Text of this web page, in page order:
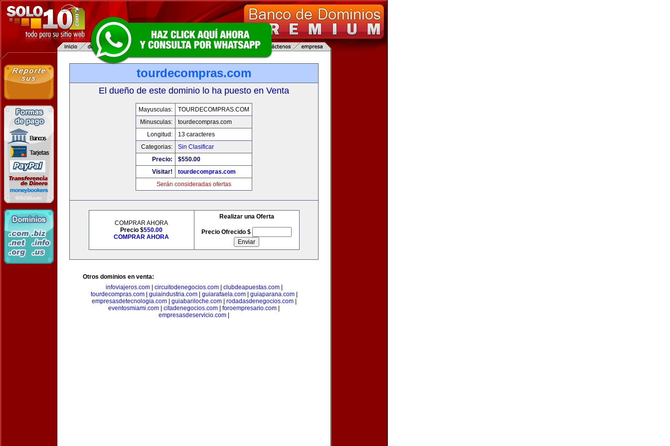
tourdecompras.com
El dueño de este dominio lo ha puesto en Venta
Mayusculas:
TOURDECOMPRAS.COM
Minusculas:
tourdecompras.com
Longitud:
13 caracteres
Categorias:
Sin Clasificar
Precio:
$550.00
Visitar!
tourdecompras.com
Serán consideradas ofertas
COMPRAR AHORA
Precio $550.00
COMPRAR AHORA
Realizar una Oferta
Precio Ofrecido $
Otros dominios en venta:
infoviajeros.com| circuitodenegocios.com| clubdeapuestas.com|
tourdecompras.com| guiaindustria.com| guiarafaela.com| guiaparana.com|
empresasdetecnologia.com| guiabariloche.com| rodadasdenegocios.com|
eventosmiami.com
citadenegocios.com foroempresario.com
empresasdeservicio.com